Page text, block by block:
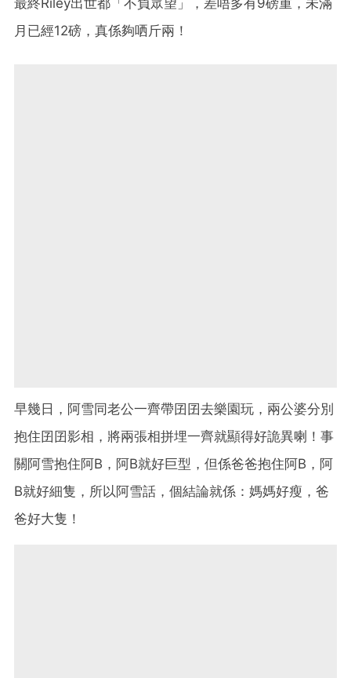
最終Riley出世都「不負眾望」，差唔多有9磅重，未滿
月已經12磅，真係夠哂斤兩！
早幾日，阿雪同老公一齊帶囝囝去樂園玩，兩公婆分別
抱住囝囝影相，將兩張相拼埋一齊就顯得好詭異喇！事
關阿雪抱住阿B，阿B就好巨型，但係爸爸抱住阿B，阿
B就好細隻，所以阿雪話，個結論就係：媽媽好瘦，爸
爸好大隻！